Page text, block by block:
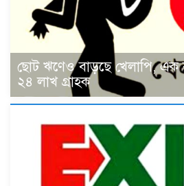
ছোট ঋণেও বাড়ছে খেলাপি, এক
২৪ লাখ গ্রাহক